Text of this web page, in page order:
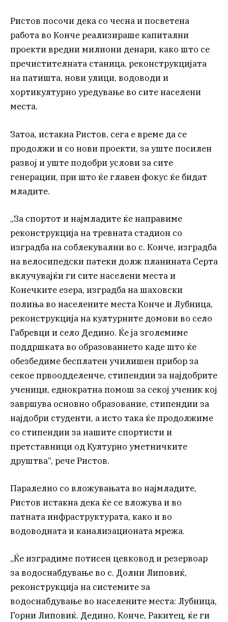
Ристов посочи дека со чесна и посветена
работа во Конче реализираше капитални
проекти вредни милиони денари, како што се
пречистителната станица, реконструкцијата
на патишта, нови улици, водоводи и
хортикултурно уредување во сите населени
места.
Затоа, истакна Ристов, сега е време да се
продолжи и со нови проекти, за уште посилен
развој и уште подобри услови за сите
генерации, при што ќе главен фокус ќе бидат
младите.
„За спортот и најмладите ќе направиме
реконструкција на тревната стадион со
изградба на соблекувални во с. Конче, изградба
на велосипедски патеки долж планината Серта
вклучувајќи ги сите населени места и
Конечките езера, изградба на шаховски
полиња во населените места Конче и Лубница,
реконструкција на културните домови во село
Габревци и село Дедино. Ќе ја зголемиме
поддршката во образованието каде што ќе
обезбедиме бесплатен училишен прибор за
секое првоодделенче, стипендии за најдобрите
ученици, еднократна помош за секој ученик кој
завршува основно образование, стипендии за
најдобри студенти, а исто така ќе продолжиме
со стипендии за нашите спортисти и
претставници од Културно уметничките
друштва“, рече Ристов.
Паралелно со вложувањата во најмладите,
Ристов истакна дека ќе се вложува и во
патната инфраструктурата, како и во
водоводната и канализационата мрежа.
„Ќе изградиме потисен цевковод и резервоар
за водоснабдување во с. Долни Липовиќ,
реконструкција на системите за
водоснабдување во населените места: Лубница,
Горни Липовиќ. Дедино, Конче, Ракитец, ќе ги